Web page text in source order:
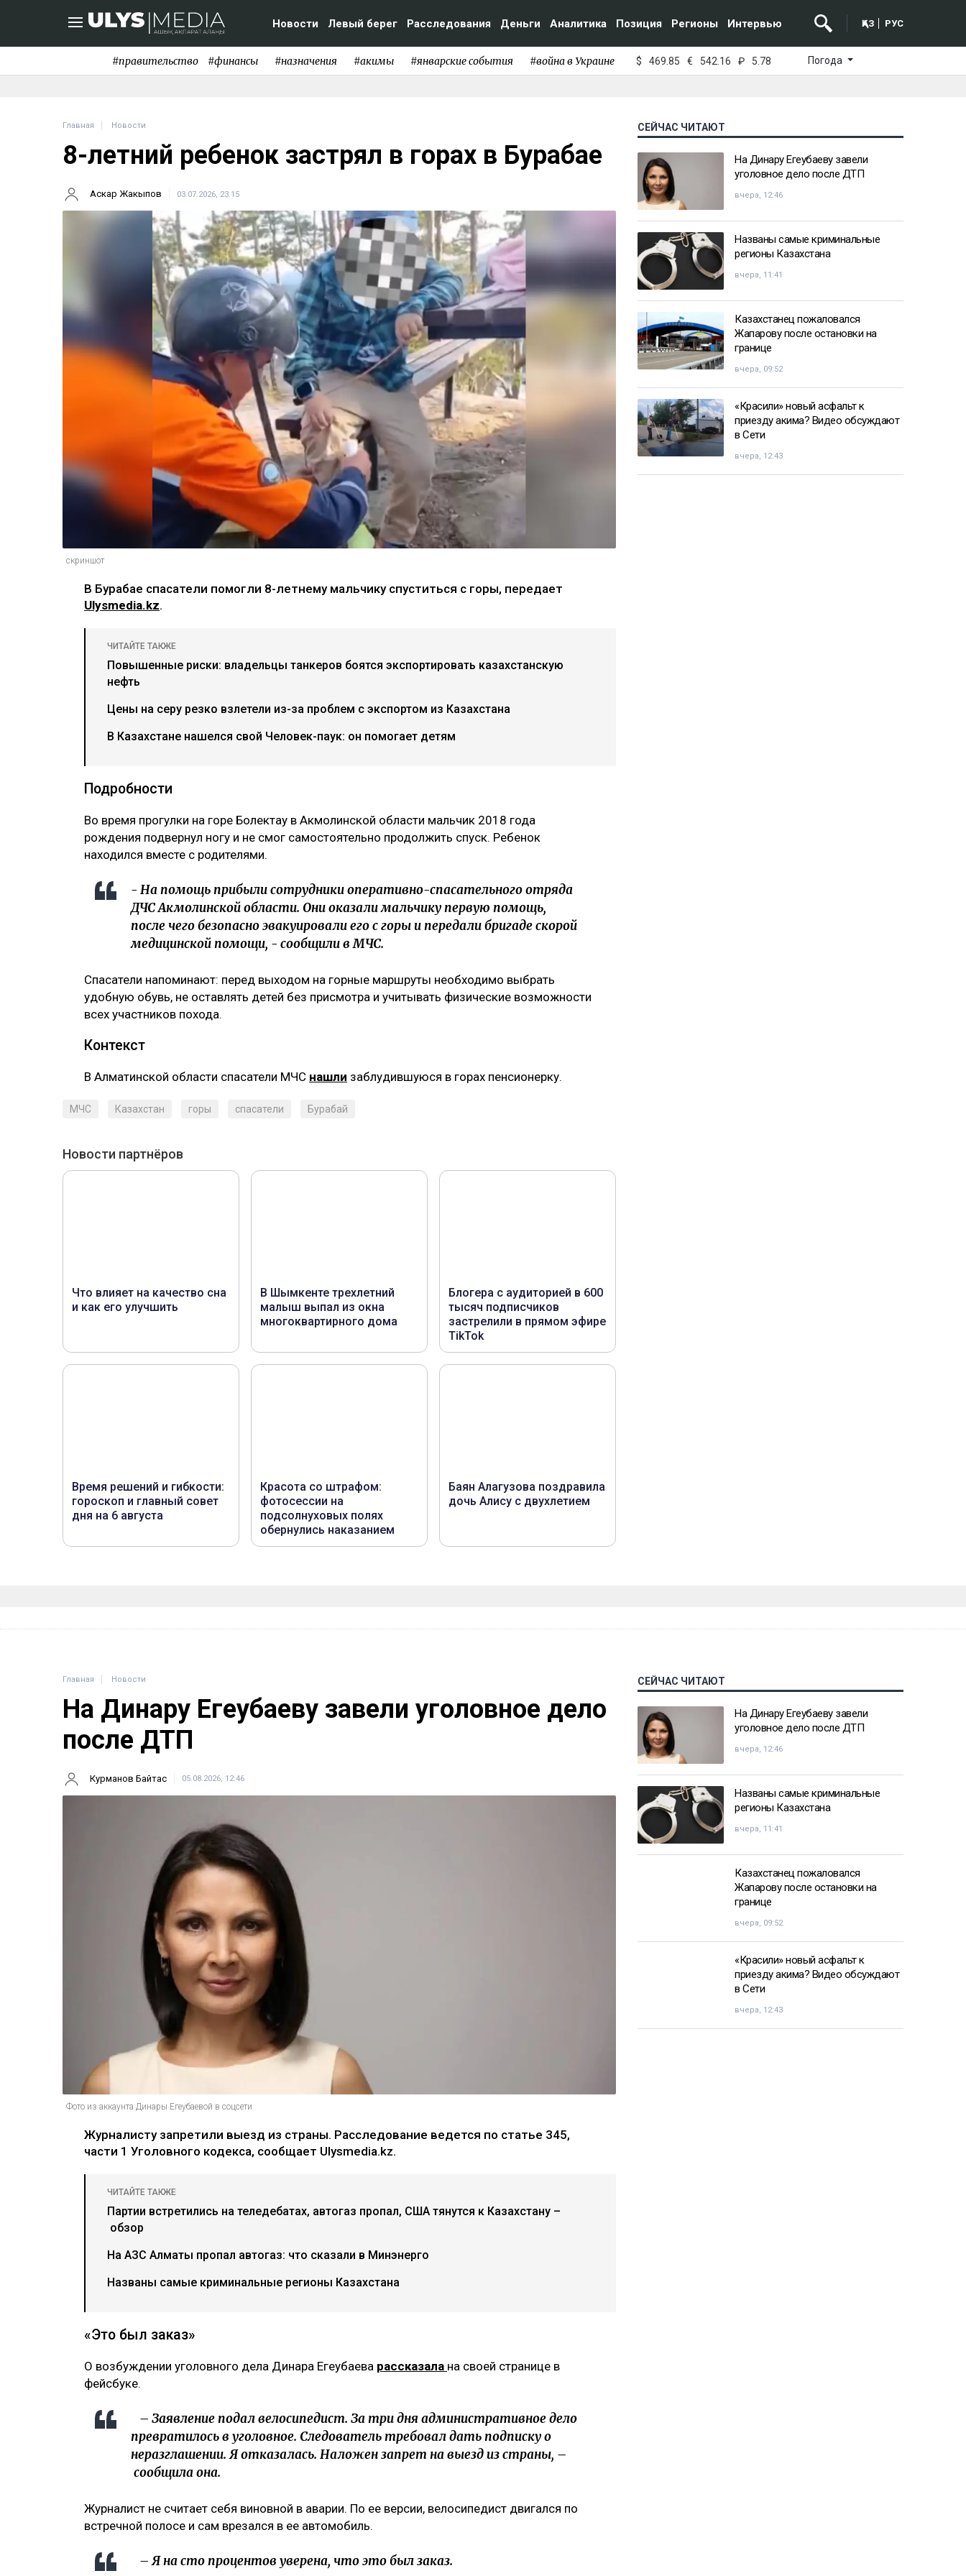
Новости Левый берег Расследования Деньги Аналитика Позиция Регионы Интервью ҚАЗ РУС
#правительство #финансы #назначения #акимы #январские события #война в Украине $ 469.85 € 542.16 ₽ 5.78 Погода
Главная Новости
8-летний ребенок застрял в горах в Бурабае
Аскар Жакыпов 03.07.2026, 23:15
скриншот
В Бурабае спасатели помогли 8-летнему мальчику спуститься с горы, передает
Ulysmedia.kz.
ЧИТАЙТЕ ТАКЖЕ
Повышенные риски: владельцы танкеров боятся экспортировать казахстанскую
нефть
Цены на серу резко взлетели из-за проблем с экспортом из Казахстана
В Казахстане нашелся свой Человек-паук: он помогает детям
Подробности
Во время прогулки на горе Болектау в Акмолинской области мальчик 2018 года
рождения подвернул ногу и не смог самостоятельно продолжить спуск. Ребенок
находился вместе с родителями.
- На помощь прибыли сотрудники оперативно-спасательного отряда
ДЧС Акмолинской области. Они оказали мальчику первую помощь,
после чего безопасно эвакуировали его с горы и передали бригаде скорой
медицинской помощи, - сообщили в МЧС.
Спасатели напоминают: перед выходом на горные маршруты необходимо выбрать
удобную обувь, не оставлять детей без присмотра и учитывать физические возможности
всех участников похода.
Контекст
В Алматинской области спасатели МЧС нашли заблудившуюся в горах пенсионерку.
МЧС Казахстан горы спасатели Бурабай
СЕЙЧАС ЧИТАЮТ
На Динару Егеубаеву завели
уголовное дело после ДТП
вчера, 12:46
Названы самые криминальные
регионы Казахстана
вчера, 11:41
Казахстанец пожаловался
Жапарову после остановки на
границе
вчера, 09:52
«Красили» новый асфальт к
приезду акима? Видео обсуждают
в Сети
вчера, 12:43
Главная Новости
На Динару Егеубаеву завели уголовное дело
после ДТП
Курманов Байтас 05.08.2026, 12:46
Фото из аккаунта Динары Егеубаевой в соцсети
Журналисту запретили выезд из страны. Расследование ведется по статье 345,
части 1 Уголовного кодекса, сообщает Ulysmedia.kz.
ЧИТАЙТЕ ТАКЖЕ
Партии встретились на теледебатах, автогаз пропал, США тянутся к Казахстану –
обзор
На АЗС Алматы пропал автогаз: что сказали в Минэнерго
Названы самые криминальные регионы Казахстана
«Это был заказ»
О возбуждении уголовного дела Динара Егеубаева рассказала на своей странице в
фейсбуке.
– Заявление подал велосипедист. За три дня административное дело
превратилось в уголовное. Следователь требовал дать подписку о
неразглашении. Я отказалась. Наложен запрет на выезд из страны, –
сообщила она.
Журналист не считает себя виновной в аварии. По ее версии, велосипедист двигался по
встречной полосе и сам врезался в ее автомобиль.
– Я на сто процентов уверена, что это был заказ.
СЕЙЧАС ЧИТАЮТ
На Динару Егеубаеву завели
уголовное дело после ДТП
вчера, 12:46
Названы самые криминальные
регионы Казахстана
вчера, 11:41
Казахстанец пожаловался
Жапарову после остановки на
границе
вчера, 09:52
«Красили» новый асфальт к
приезду акима? Видео обсуждают
в Сети
вчера, 12:43